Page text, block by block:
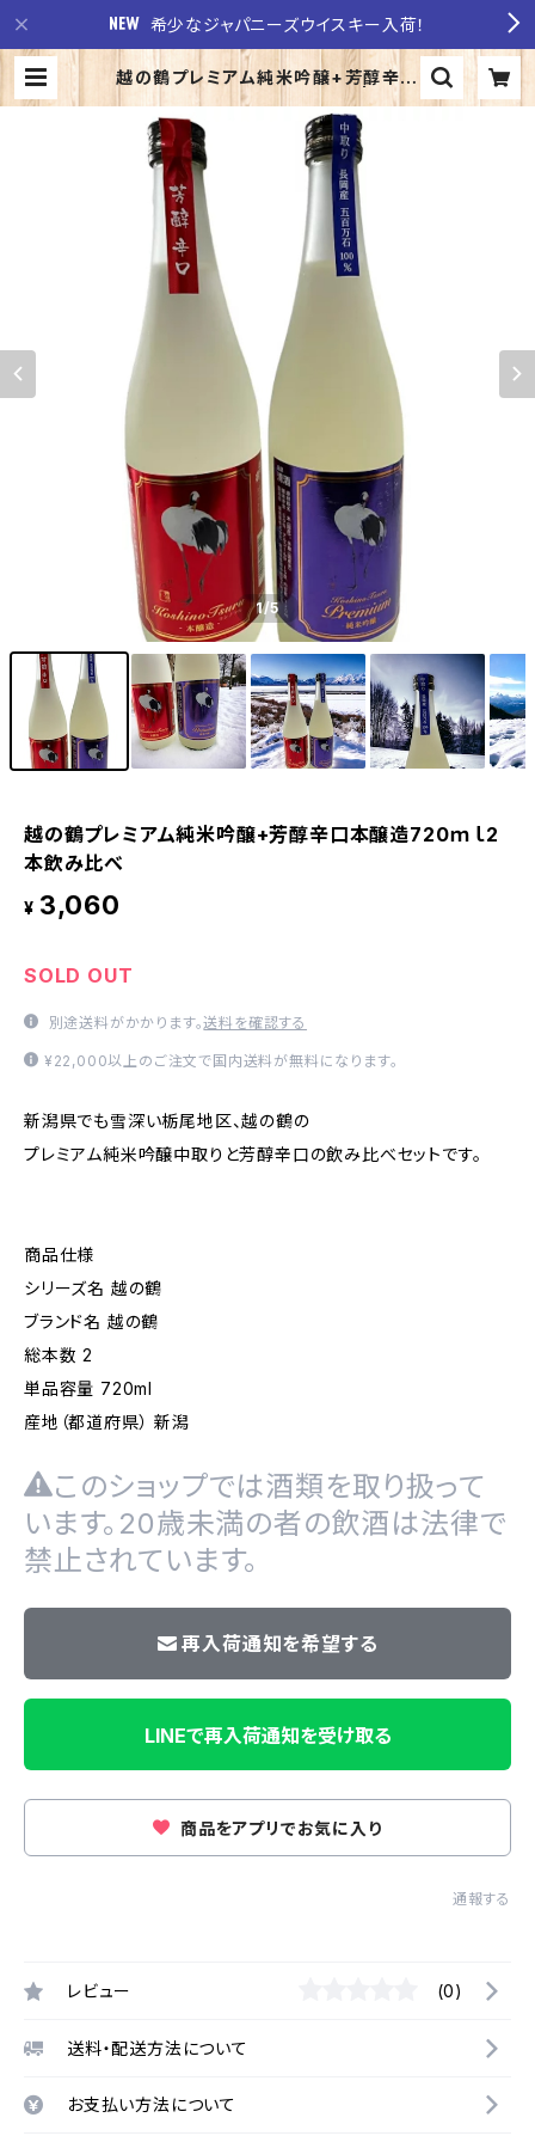
希少なジャパニーズウイスキー入荷！
越の鶴プレミアム純米吟醸+芳醇辛口
本醸造720ｍｌ2本飲み比べ | 至福
の酒 稲田酒店
1/5
越の鶴プレミアム純米吟醸+芳醇辛口本醸造720ｍｌ2
本飲み比べ
¥ 3,060
SOLD OUT
別途送料がかかります。送料を確認する
¥22,000以上のご注文で国内送料が無料になります。
新潟県でも雪深い栃尾地区、越の鶴の
プレミアム純米吟醸中取りと芳醇辛口の飲み比べセットです。
商品仕様
シリーズ名 越の鶴
ブランド名 越の鶴
総本数 2
単品容量 720ml
産地（都道府県） 新潟
このショップでは酒類を取り扱って
います。20歳未満の者の飲酒は法律で
禁止されています。
再入荷通知を希望する
LINEで再入荷通知を受け取る
商品をアプリでお気に入り
通報する
レビュー (0)
送料・配送方法について
お支払い方法について